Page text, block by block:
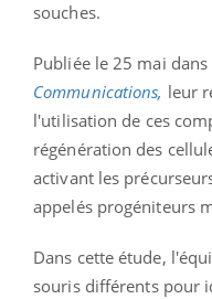
souches.
Publiée le 25 mai
Communications, leur
l'utilisation de ces
régénération des
activant les
appelés progéniteurs
Dans cette étude,
souris différents pour